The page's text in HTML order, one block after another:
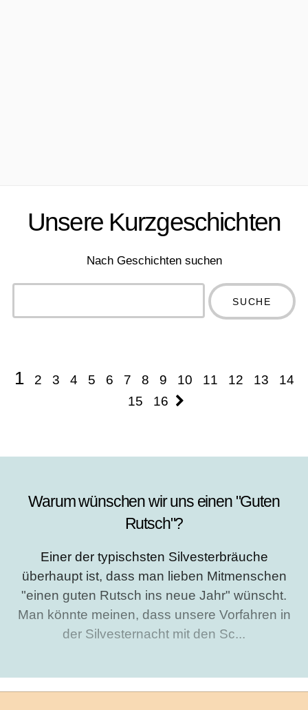
Unsere Kurzgeschichten
Nach Geschichten suchen
Type 2 or
1 2 3 4 5 6 7 8 9 10 11 12 13
14
15
16
Warum wünschen wir uns einen "Guten
Rutsch"?
Einer der typischsten Silvesterbräuche
überhaupt ist, dass man lieben Mitmenschen
"einen guten Rutsch ins neue Jahr" wünscht.
Man könnte meinen, dass unsere Vorfahren in
der Silvesternacht mit den Sc...